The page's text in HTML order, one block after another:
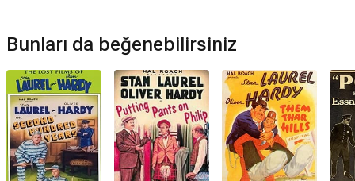
Bunları da beğenebilirsiniz